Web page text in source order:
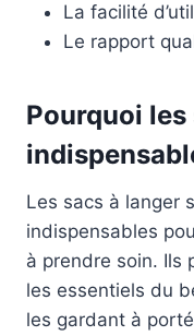
La facilité
Le rapport
Pourquoi
Les sacs à langer
indispensables
à prendre soin. Ils
les essentiels du
les gardant à